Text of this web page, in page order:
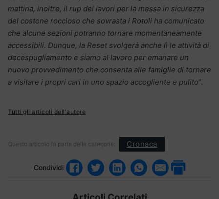
mattina, inoltre, il rup dei lavori per la messa in sicurezza
del costone roccioso che sovrasta i Rotoli ha comunicato
che alcune sezioni potranno tornare momentaneamente
accessibili. Dunque, la Reset svolgerà anche lì le attività di
decespugliamento e siamo al lavoro per emanare un
nuovo provvedimento che consenta alle famiglie di tornare
a visitare i propri cari in uno spazio accogliente e pulito“.
Tutti gli articoli dell'autore
Questo articolo fa parte delle categorie: Cronaca
Condividi